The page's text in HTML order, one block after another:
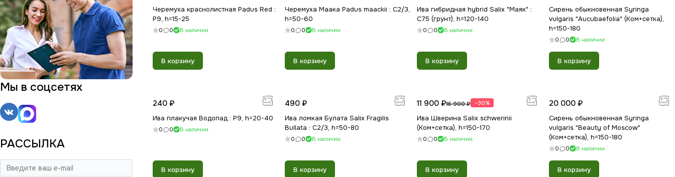
Черемуха краснолистная Padus Red :
P9, h=15-25
0 0 В наличии
В корзину
Черемуха Маака Padus maackii : C2/3,
h=50-60
0 0 В наличии
В корзину
Ива гибридная hybrid Salix "Маяк" :
С75 (грунт), h=120-140
0 0 В наличии
В корзину
Сирень обыкновенная Syringa
vulgaris "Aucubaefolia" (Ком+сетка),
h=150-180
0 0 В наличии
В корзину
240 ₽
Ива плакучая Водопад : Р9, h=20-40
0 0 В наличии
В корзину
490 ₽
Ива ломкая Булата Salix Fragilis
Bullata : С2/3, h=50-80
0 0 В наличии
В корзину
11 900 ₽16 900 ₽ -30%
Ива Шверина Salix schwerinii
(Ком+сетка), h=150-170
0 0 В наличии
В корзину
20 000 ₽
Сирень обыкновенная Syringa
vulgaris "Beauty of Moscow"
(Ком+сетка), h=150-180
0 0 В наличии
В корзину
Мы в соцсетях
РАССЫЛКА